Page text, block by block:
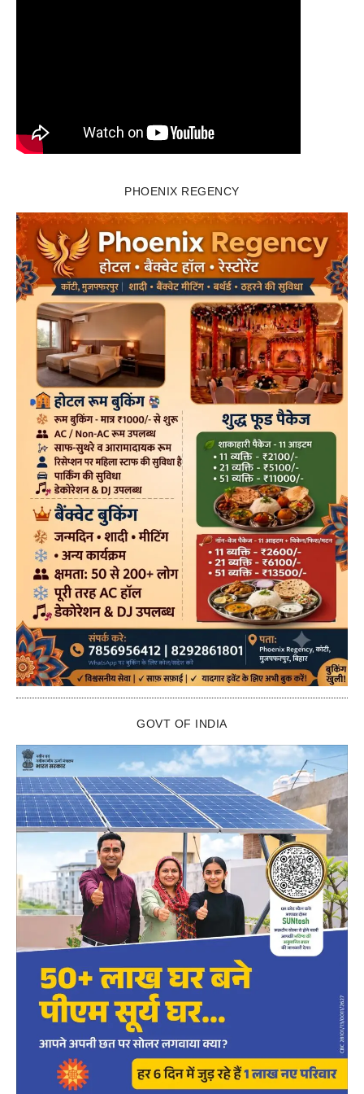
PHOENIX REGENCY
GOVT OF INDIA